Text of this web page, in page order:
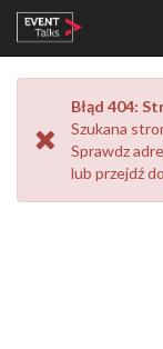
Błąd 404:
Szukana
Sprawdz
lub przejdź do